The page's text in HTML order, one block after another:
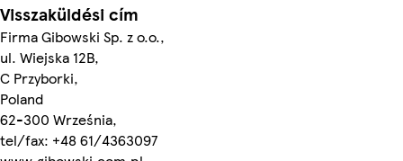
Visszaküldési cím
Firma Gibowski Sp. z o.o.,
ul. Wiejska 12B,
C Przyborki,
Poland
62-300 Września,
tel/fax: +48 61/4363097